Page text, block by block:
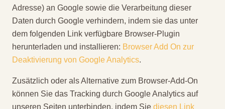
Adresse) an Google sowie die Verarbeitung dieser
Daten durch Google verhindern, indem sie das unter
dem folgenden Link verfügbare Browser-Plugin
herunterladen und installieren: Browser Add On zur
Deaktivierung von Google Analytics.
Zusätzlich oder als Alternative zum Browser-Add-On
können Sie das Tracking durch Google Analytics auf
unseren Seiten unterbinden, indem Sie diesen Link